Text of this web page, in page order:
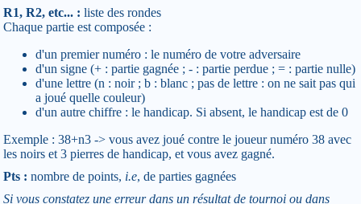
R1, R2, etc... : liste des rondes
Chaque partie est composée :
d'un premier numéro : le numéro de votre adversaire
d'un signe (+ : partie gagnée ; - : partie perdue ; = : partie nulle)
d'une lettre (n : noir ; b : blanc ; pas de lettre : on ne sait pas qui
a joué quelle couleur)
d'un autre chiffre : le handicap. Si absent, le handicap est de 0
Exemple : 38+n3 -> vous avez joué contre le joueur numéro 38 avec
les noirs et 3 pierres de handicap, et vous avez gagné.
Pts : nombre de points, i.e, de parties gagnées
Si vous constatez une erreur dans un résultat de tournoi ou dans